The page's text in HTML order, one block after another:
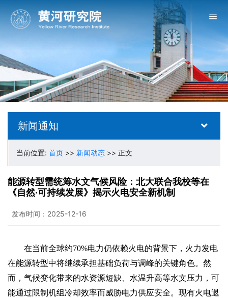
新闻通知
当前位置: 首页 >> 新闻动态 >> 正文
能源转型需统筹水文气候风险：北大联合我校等在
《自然·可持续发展》揭示火电安全新机制
发布时间：2025-12-16
在当前全球约70%电力仍依赖火电的背景下，火力发电
在能源转型中将继续承担基础负荷与调峰的关键角色。然
而，气候变化带来的水资源短缺、水温升高等水文压力，可
能通过限制机组冷却效率而威胁电力供应安全。现有火电退